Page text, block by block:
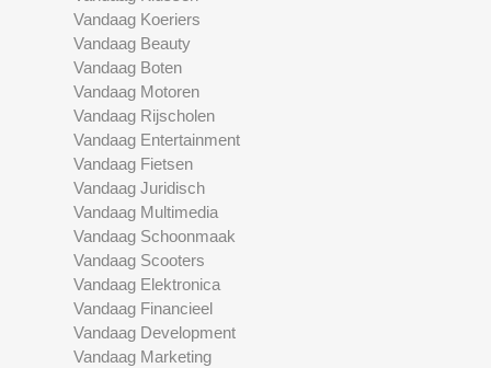
Vandaag Koeriers
Vandaag Beauty
Vandaag Boten
Vandaag Motoren
Vandaag Rijscholen
Vandaag Entertainment
Vandaag Fietsen
Vandaag Juridisch
Vandaag Multimedia
Vandaag Schoonmaak
Vandaag Scooters
Vandaag Elektronica
Vandaag Financieel
Vandaag Development
Vandaag Marketing